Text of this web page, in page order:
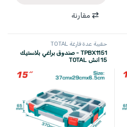
مقارنة
حقيبة عدة فارغة TOTAL
TPBX1151 - صندوق براغي بلاستيك
15 انش TOTAL